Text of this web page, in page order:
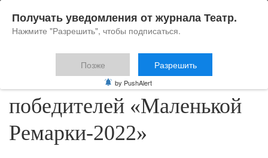
Названы имена
победителей «Маленькой
Ремарки-2022»
Получать уведомления от журнала Театр.
Нажмите "Разрешить", чтобы подписаться.
Позже Разрешить
by PushAlert